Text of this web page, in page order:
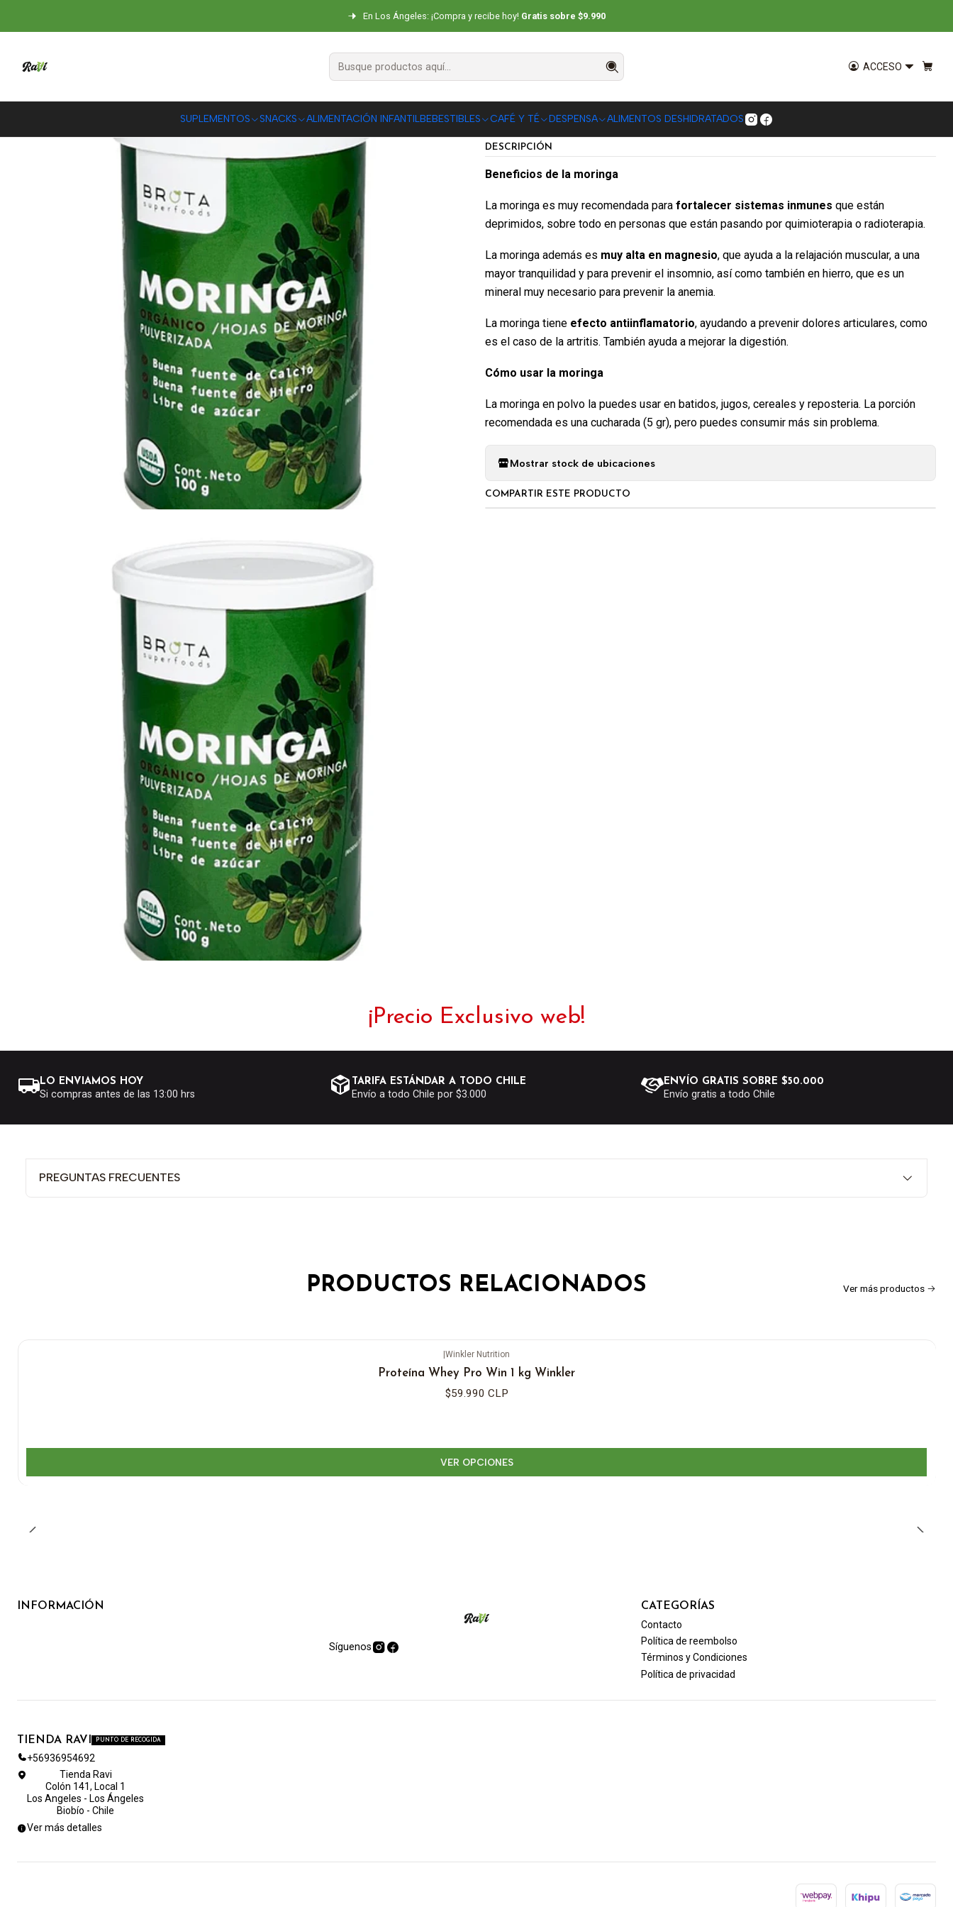
ACCESO
SUPLEMENTOS SNACKS ALIMENTACIÓN INFANTILBEBESTIBLES CAFÉ Y TÉ DESPENSA ALIMENTOS DESHIDRATADOS
En Los Ángeles: ¡Compra y recibe hoy! Gratis sobre $9.990
ALIMENTOS DESHIDRATADOS Moringa en Polvo Brota Vida 100g
Moringa en Polvo Brota Vida 100g
AGREGAR AL CARRO
DESCRIPCIÓN
Beneficios de la moringa
La moringa es muy recomendada para fortalecer sistemas inmunes que están
deprimidos, sobre todo en personas que están pasando por quimioterapia o radioterapia.
La moringa además es muy alta en magnesio, que ayuda a la relajación muscular, a una
mayor tranquilidad y para prevenir el insomnio, así como también en hierro, que es un
mineral muy necesario para prevenir la anemia.
La moringa tiene efecto antiinflamatorio, ayudando a prevenir dolores articulares, como
es el caso de la artritis. También ayuda a mejorar la digestión.
Cómo usar la moringa
La moringa en polvo la puedes usar en batidos, jugos, cereales y reposteria. La porción
recomendada es una cucharada (5 gr), pero puedes consumir más sin problema.
Mostrar stock de ubicaciones
COMPARTIR ESTE PRODUCTO
¡Precio Exclusivo web!
LO ENVIAMOS HOY
Si compras antes de las 13:00 hrs
TARIFA ESTÁNDAR A TODO CHILE
Envío a todo Chile por $3.000
ENVÍO GRATIS SOBRE $50.000
Envío gratis a todo Chile
PREGUNTAS FRECUENTES
PRODUCTOS RELACIONADOS Ver más productos
|Winkler Nutrition
Proteína Whey Pro Win 1 kg Winkler
$59.990 CLP
VER OPCIONES
INFORMACIÓN
Síguenos
CATEGORÍAS
Contacto
Política de reembolso
Términos y Condiciones
Política de privacidad
TIENDA RAVI PUNTO DE RECOGIDA
+56936954692
Tienda Ravi
Colón 141, Local 1
Los Angeles - Los Ángeles
Biobío - Chile
Ver más detalles